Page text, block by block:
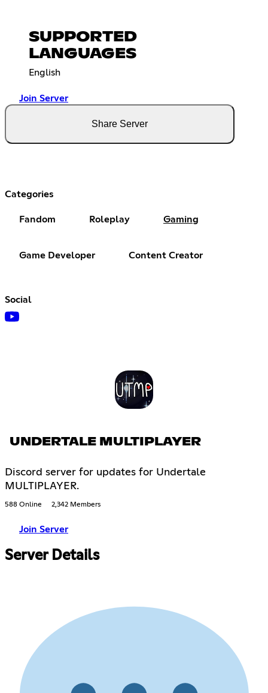
SUPPORTED
LANGUAGES
English
Join Server
Share Server
Categories
Fandom Roleplay Gaming
Game Developer Content Creator
Social
UNDERTALE MULTIPLAYER
Discord server for updates for Undertale
MULTIPLAYER.
588 Online 2,342 Members
Join Server
Server Details